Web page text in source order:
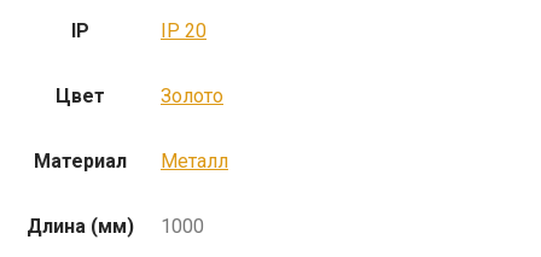
IP IP 20
Цвет Золото
Материал Металл
Длина (мм) 1000